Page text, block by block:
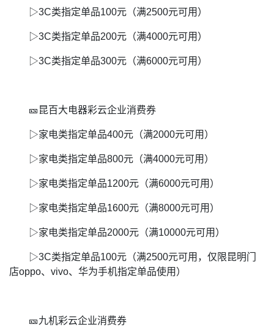
▷3C类指定单品100元（满2500元可用）
▷3C类指定单品200元（满4000元可用）
▷3C类指定单品300元（满6000元可用）
🎫昆百大电器彩云企业消费券
▷家电类指定单品400元（满2000元可用）
▷家电类指定单品800元（满4000元可用）
▷家电类指定单品1200元（满6000元可用）
▷家电类指定单品1600元（满8000元可用）
▷家电类指定单品2000元（满10000元可用）
▷3C类指定单品100元（满2500元可用，仅限昆明门
店oppo、vivo、华为手机指定单品使用）
🎫九机彩云企业消费券